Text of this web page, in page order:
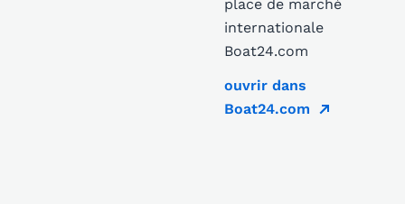
place de marché
internationale
Boat24.com
ouvrir dans
Boat24.com